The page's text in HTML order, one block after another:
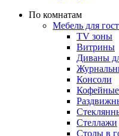
По комнатам
Мебель для
TV зоны
Витрины
Диваны
Консоли
Стеллажи
Столы в